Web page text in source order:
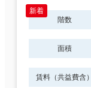
階数
面積
賃料（共益費含）